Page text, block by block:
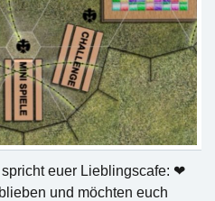
euer Lieblingscafe: ❤
und möchten euch